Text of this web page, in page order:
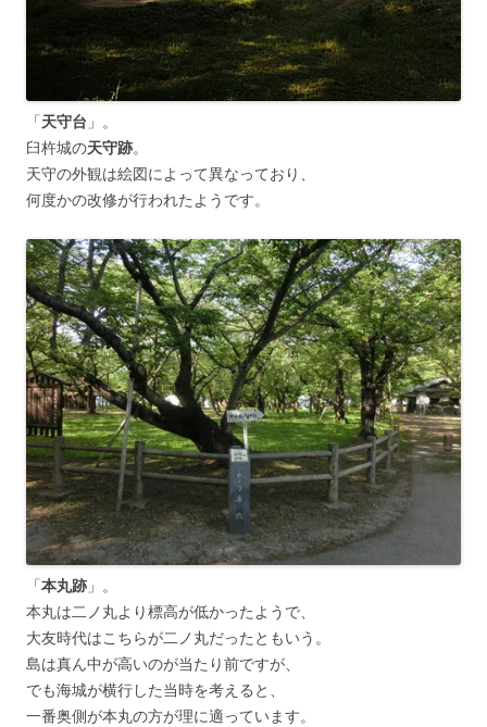
「天守台 」。
臼杵城の天守跡。
天守の外観は絵図によって異なっており、
何度かの改修が行われたようです。
「本丸跡 」。
本丸は二ノ丸より標高が低かったようで、
大友時代はこちらが二ノ丸だったともいう。
島は真ん中が高いのが当たり前ですが、
でも海城が横行した当時を考えると、
一番奥側が本丸の方が理に適っています。